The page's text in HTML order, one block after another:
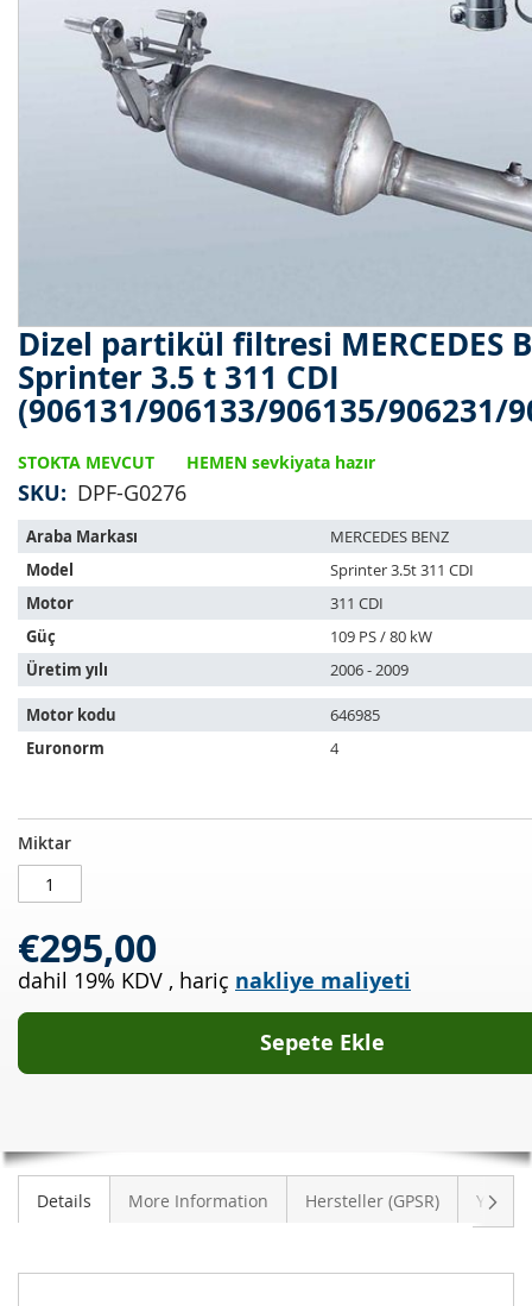
Dizel partikül filtresi MERCEDES
Sprinter 3.5 t 311 CDI
(906131/906133/906135/906231/
STOKTA MEVCUT
SKU DPF-G0276
HEMEN sevkiyata hazır
Bu
ürün
aşağıdaki
araçlara
uyar:
Araba Markası
MERCEDES BENZ
Model
Sprinter 3.5t 311 CDI
Motor
311 CDI
Güç
109 PS / 80 kW
Üretim yılı
2006 - 2009
Motor kodu
646985
Euronorm
4
Dizel
partikül
filtresi
BENZ
Sprinter
3.5
t
(906131/906133/906135/906231/906233)
STOKTA
MEVCUT
Miktar
€295,00
dahil 19% KDV , hariç nakliye maliyeti
Sepete Ekle
Resim
galerisinin
başlangıcına
git
Details More Information Hersteller (GPSR)